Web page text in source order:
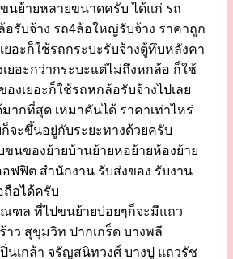
นย้ายหลายขนาดครับ ได้แก่ รถ
อรับจ้าง รถ4ล้อใหญ่รับจ้าง ราคาถูก
อะก็ใช้รถกระบะรับจ้างตู้ทึบหลังคา
ยอะกว่ากระบะแต่ไม่ถึงหกล้อ ก็ใช้
งเยอะก็ใช้รถหกล้อรับจ้างไปเลย
ากที่สุด เหมาคันได้ ราคาเท่าไหร่
จะขึ้นอยู่กับระยะทางด้วยครับ
ของย้ายบ้านย้ายหอย้ายห้องย้าย
ฟฟิต สำนักงาน รับส่งของ รับงาน
ถือได้ครับ
ล ที่ไปขนย้ายบ่อยๆก็จะมีแถว
าว สุขุมวิท ปากเกร็ด บางพลี
นเกล้า จรัญสนิทวงศ์ บางปู แถวรัช